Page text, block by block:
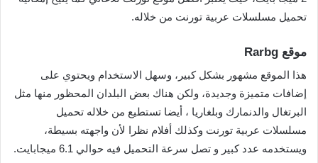
تحميل مسلسلات عربية تورنت من خلاله.
موقع Rarbg
هذا الموقع مشهور بشكل كبير، وسهل الاستخدام ويحتوي على
إضافات متميزة وجديدة، ولكن هناك بعض البلدان المحظور منها مثل
البرتغال والدنمارك وبلغاريا ، أيضا تستطيع من خلاله تحميل
مسلسلات عربية تورنت وكذلك أفلام نظرا لأن واجهته بسيطة،
ويستخدمه عدد كبير و تصل سرعة التحميل فيه حوالي 6.1 ميجابايت.